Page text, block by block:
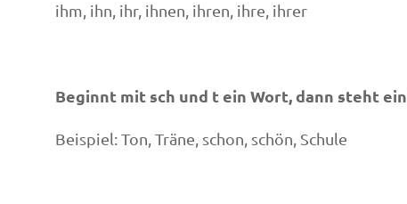
ihm, ihn, ihr, ihnen, ihren, ihre, ihrer
Beginnt mit sch und tein Wort, dann steht ein
Beispiel: Ton, Träne, schon, schön, Schule